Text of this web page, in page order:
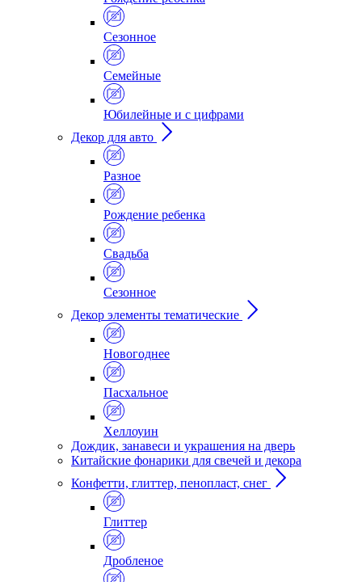
Сезонное
Семейные
Юбилейные и с цифрами
Декор для авто
Разное
Рождение ребенка
Свадьба
Сезонное
Декор элементы тематические
Новогоднее
Пасхальное
Хеллоуин
Дождик, занавеси и украшения на дверь
Китайские фонарики для свечей и декора
Конфетти, глиттер, пенопласт, снег
Глиттер
Дробленое